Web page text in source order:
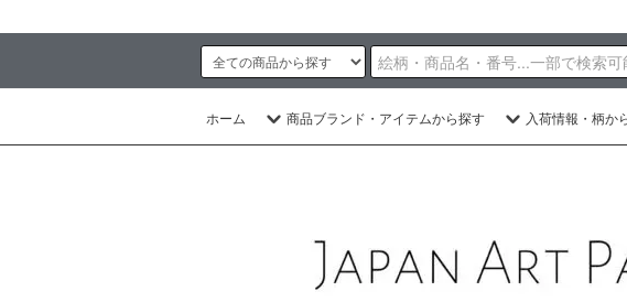
ホーム 商品ブランド・アイテムから探す 入荷情報・柄か